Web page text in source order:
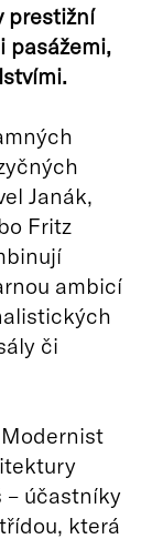
prestižní
pasážemi,
Janák,
Fritz
ambicí
či
– účastníky
která